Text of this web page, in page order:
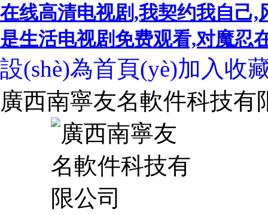
在线高清电视剧,我契约我自己
是生活电视剧免费观看,对魔忍
設(shè)為首頁(yè)加入收
廣西南寧友名軟件科技有